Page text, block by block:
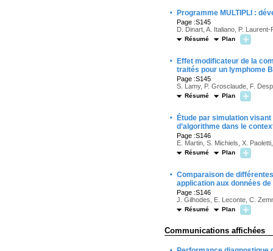
· Programme MULTIPLI :
Page :S145
D. Dinart, A. Italiano, P.
Résumé Plan
·
Effet modificateur de la
traités pour un lymphome
Page :S145
S. Lamy, P. Grosclaude, F.
Résumé Plan
·
Étude par simulation
d’algorithme dans le
Page :S146
E. Martin, S. Michiels, X.
Résumé Plan
· Comparaison de
application aux données
Page :S146
J. Gilhodes, E. Leconte, C.
Résumé Plan
Communications affichées